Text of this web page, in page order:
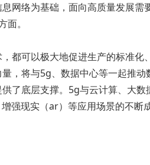
网络为基础，面向高质量发展
。
都可以极大地促进生产的标准
，将与5g、数据中心等一起推
了底层支撑。5g与云计算、大
现实（ar）等应用场景的不断